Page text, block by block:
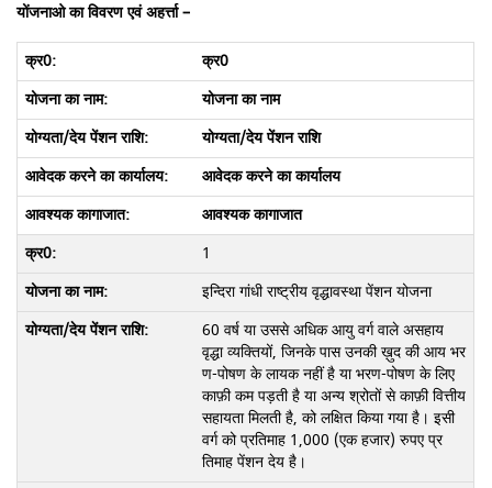
योंजनाओ का विवरण एवं अहर्त्ता –
क्र0
योजना का नाम
योग्यता/देय पेंशन राशि
आवेदक करने का कार्यालय
आवश्यक कागाजात
1
इन्दिरा गांधी राष्ट्रीय वृद्धावस्था पेंशन योजना
60 वर्ष या उससे अधिक आयु वर्ग वाले असहाय
वृद्धा व्यक्तियों, जिनके पास उनकी ख़ुद की आय भर
ण-पोषण के लायक नहीं है या भरण-पोषण के लिए
काफ़ी कम पड़ती है या अन्य श्रोतों से काफ़ी वित्तीय
सहायता मिलती है, को लक्षित किया गया है। इसी
वर्ग को प्रतिमाह 1,000 (एक हजार) रुपए प्र
तिमाह पेंशन देय है।